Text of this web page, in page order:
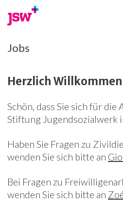
Angebote
Über uns
Spenden
Kontakt
News
Jobs
Herzlich Willkommen
Schön, dass Sie sich für die
Stiftung Jugendsozialwerk
Haben Sie Fragen zu
wenden Sie sich bitte an
Bei Fragen zu
wenden Sie sich bitte an